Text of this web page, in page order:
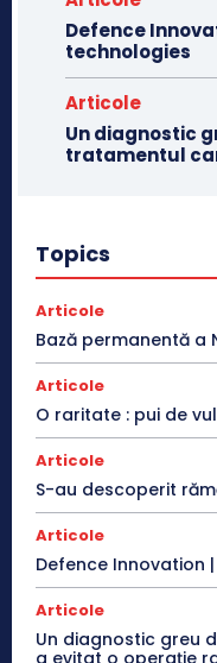
Defence
technologies
Articole
Un diagnostic
tratamentul
Topics
Articole
Bază permanentă a
Articole
O raritate : pui de
Articole
S-au descoperit
Articole
Defence Innovation
Articole
Un diagnostic greu